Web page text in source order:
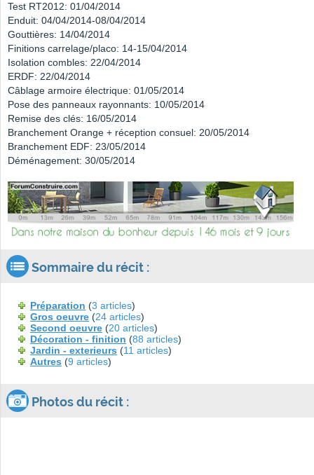
Test RT2012: 01/04/2014
Enduit: 04/04/2014-08/04/2014
Gouttières: 14/04/2014
Finitions carrelage/placo: 14-15/04/2014
Isolation combles: 22/04/2014
ERDF: 22/04/2014
Câblage armoire électrique: 01/05/2014
Pose des panneaux rayonnants: 10/05/2014
Remise des clés: 16/05/2014
Branchement Orange + réception consuel: 20/05/2014
Branchement EDF: 23/05/2014
Déménagement: 30/05/2014
Sommaire du récit :
Préparation (3 articles)
Gros oeuvre (24 articles)
Second oeuvre (20 articles)
Décoration - finition (88 articles)
Jardin - exterieurs (11 articles)
Autres (9 articles)
Photos du récit :